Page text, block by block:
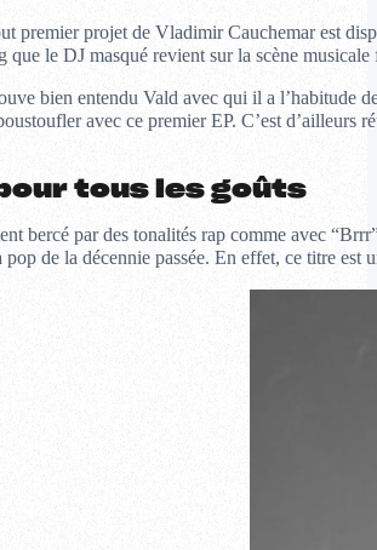
premier projet de Vladimir Cauchemar est
que le DJ masqué revient sur la scène
bien entendu Vald avec qui il a l’habitude
avec ce premier EP. C’est d’ailleurs
tous les goûts
bercé par des tonalités rap comme avec
pop de la décennie passée. En effet, ce titre